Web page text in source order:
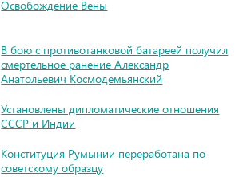
Освобождение Вены
В бою с противотанковой батареей получил
смертельное ранение Александр
Анатольевич Космодемьянский
Установлены дипломатические отношения
СССР и Индии
Конституция Румынии переработана по
советскому образцу